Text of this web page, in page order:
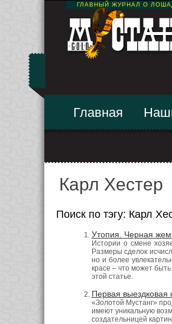
ГЛАВНЫЙ ЖУРНАЛ О
Главная
Карл Хестер
Поиск по тэгу: Карл
Утопия. Черная
Истории о смене
Размеры сделок
но и более
красе – что может
этой статье.
Первая выездковая
«Золотой Мустанг»
имеют уникальную
создательницей